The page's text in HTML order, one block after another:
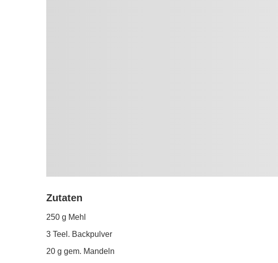
Zutaten
250 g Mehl
3 Teel. Backpulver
20 g gem. Mandeln